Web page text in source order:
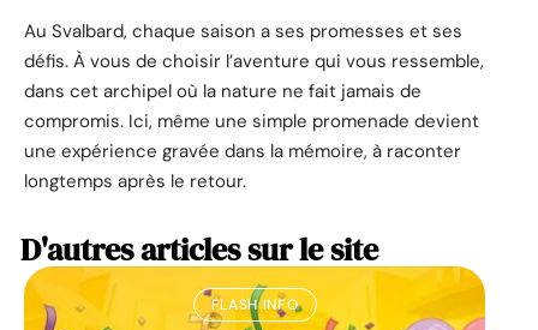
Au Svalbard, chaque saison a ses promesses et ses
défis. À vous de choisir l’aventure qui vous ressemble,
dans cet archipel où la nature ne fait jamais de
compromis. Ici, même une simple promenade devient
une expérience gravée dans la mémoire, à raconter
longtemps après le retour.
D'autres articles sur le site
FLASH INFO